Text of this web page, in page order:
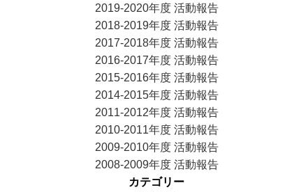
2019-2020年度 活動報告
2018-2019年度 活動報告
2017-2018年度 活動報告
2016-2017年度 活動報告
2015-2016年度 活動報告
2014-2015年度 活動報告
2011-2012年度 活動報告
2010-2011年度 活動報告
2009-2010年度 活動報告
2008-2009年度 活動報告
カテゴリー